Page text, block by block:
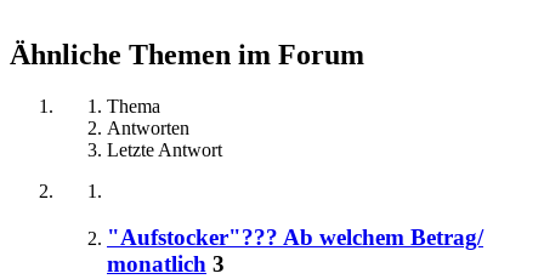
Ähnliche Themen im Forum
Thema
Antworten
Letzte Antwort
"Aufstocker"??? Ab welchem Betrag/
monatlich 3